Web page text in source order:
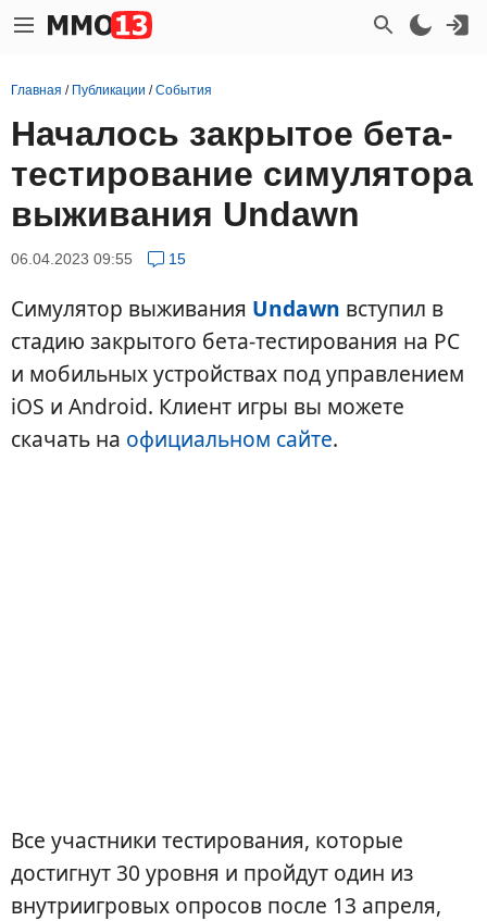
Главная / Публикации /События
Началось закрытое бета-
тестирование симулятора
выживания Undawn
06.04.2023 09:55 15
Симулятор выживания Undawn вступил в
стадию закрытого бета-тестирования на PC
и мобильных устройствах под управлением
iOS и Android. Клиент игры вы можете
скачать на официальном сайте.
Все участники тестирования, которые
достигнут 30 уровня и пройдут один из
внутриигровых опросов после 13 апреля,